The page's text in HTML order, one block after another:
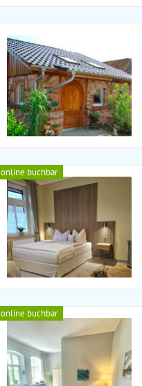
online buchbar
online buchbar